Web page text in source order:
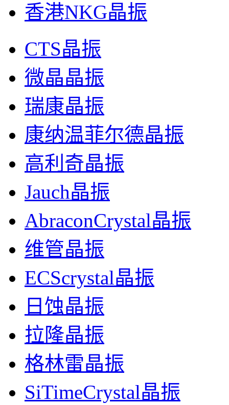
香港NKG晶振
CTS晶振
微晶晶振
瑞康晶振
康纳温菲尔德晶振
高利奇晶振
Jauch晶振
AbraconCrystal晶振
维管晶振
ECScrystal晶振
日蚀晶振
拉隆晶振
格林雷晶振
SiTimeCrystal晶振